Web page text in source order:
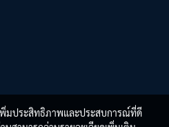
พิ่มประสิทธิภาพและประสบการณ์ที่ดี